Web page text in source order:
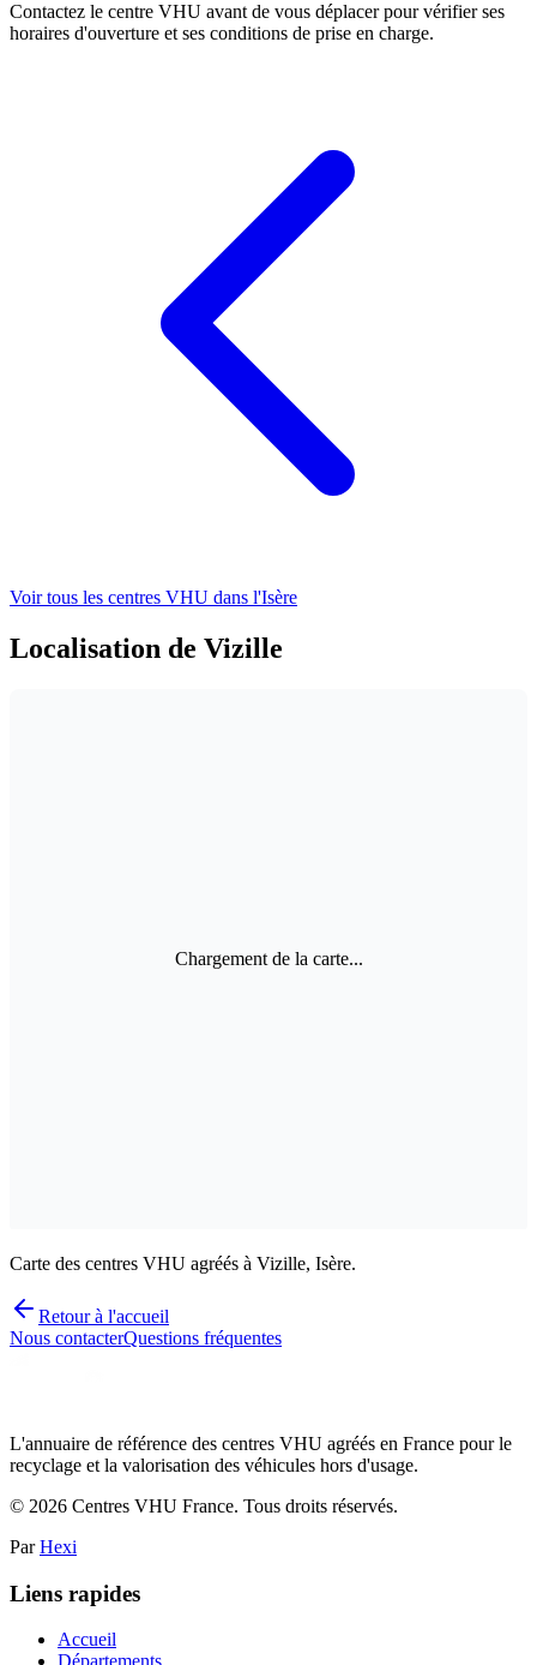
Contactez le centre VHU avant de vous déplacer pour vérifier ses
horaires d'ouverture et ses conditions de prise en charge.
Voir tous les centres VHU dans l'Isère
Localisation de Vizille
Chargement de la carte...
Carte des centres VHU agréés à Vizille, Isère.
Retour à l'accueil
Nous contacterQuestions fréquentes
L'annuaire de référence des centres VHU agréés en France pour le
recyclage et la valorisation des véhicules hors d'usage.
© 2026 Centres VHU France. Tous droits réservés.
Par Hexi
Liens rapides
Accueil